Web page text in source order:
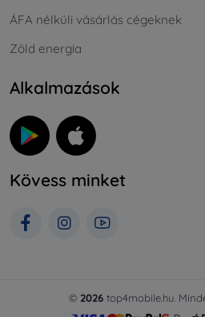
ÁFA nélküli vásárlás cégeknek
Zöld energia
Alkalmazások
Kövess minket
© 2026 top4mobile.hu.